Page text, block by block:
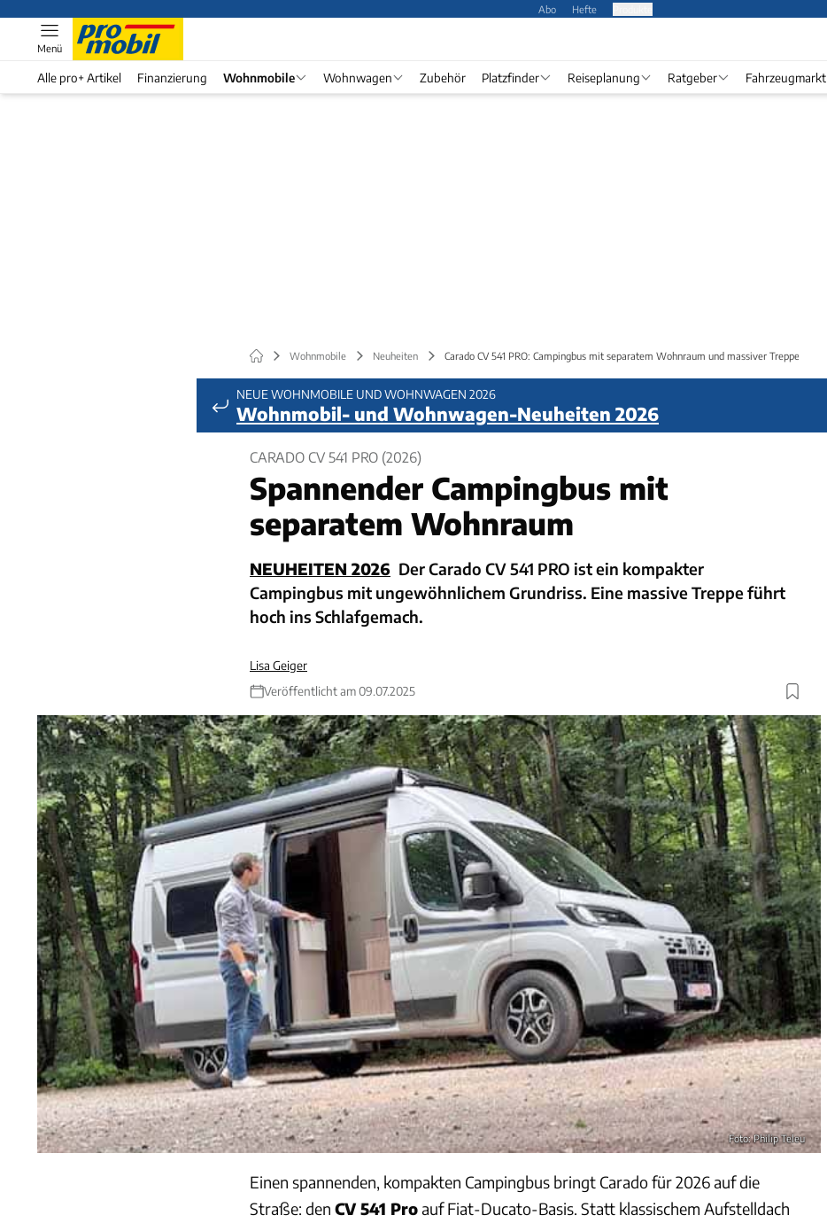
Abo Hefte
Menü
Alle pro+ Artikel Finanzierung Wohnmobile Wohnwagen Zubehör Platzfinder Reiseplanung Ratgeber Fahrzeugmarkt
Wohnmobile Neuheiten Carado CV 541 PRO: Campingbus mit separatem Wohnraum und massiver Treppe
NEUE WOHNMOBILE UND WOHNWAGEN 2026
Wohnmobil- und Wohnwagen-Neuheiten 2026
CARADO CV 541 PRO (2026)
Spannender Campingbus mit
separatem Wohnraum
NEUHEITEN 2026 Der Carado CV 541 PRO ist ein kompakter
Campingbus mit ungewöhnlichem Grundriss. Eine massive Treppe führt
hoch ins Schlafgemach.
Lisa Geiger
Veröffentlicht am 09.07.2025
Foto: Philip Teleu
Einen spannenden, kompakten Campingbus bringt Carado für 2026 auf die
Straße: den CV 541 Proauf Fiat-Ducato-Basis. Statt klassischem Aufstelldach